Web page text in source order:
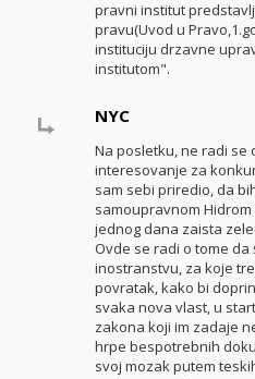
pravni institut
pravu(Uvod u
instituciju drzavne
institutom".
NYC
Na posletku, ne radi se
interesovanje za
sam sebi priredio, da
samoupravnom
jednog dana zaista
Ovde se radi o tome
inostranstvu, za koje
povratak, kako bi
svaka nova vlast, u
zakona koji im zadaje
hrpe bespotrebnih
svoj mozak putem